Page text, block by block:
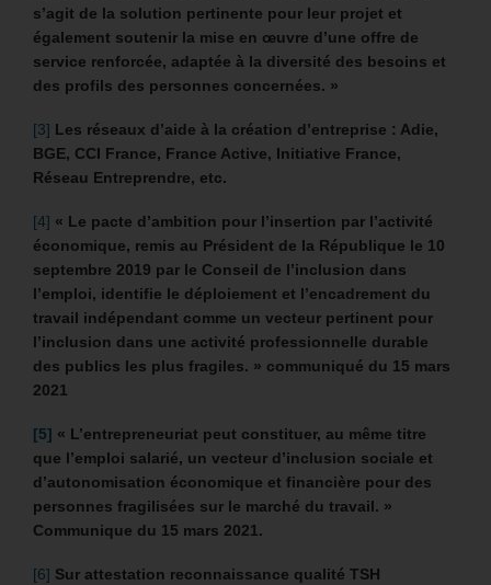
s’agit de la solution pertinente pour leur projet et
également soutenir la mise en œuvre d’une offre de
service renforcée, adaptée à la diversité des besoins et
des profils des personnes concernées. »
[3] Les réseaux d’aide à la création d’entreprise : Adie,
BGE, CCI France, France Active, Initiative France,
Réseau Entreprendre, etc.
[4] « Le pacte d’ambition pour l’insertion par l’activité
économique, remis au Président de la République le 10
septembre 2019 par le Conseil de l’inclusion dans
l’emploi, identifie le déploiement et l’encadrement du
travail indépendant comme un vecteur pertinent pour
l’inclusion dans une activité professionnelle durable
des publics les plus fragiles. » communiqué du 15 mars
2021
[5] « L’entrepreneuriat peut constituer, au même titre
que l’emploi salarié, un vecteur d’inclusion sociale et
d’autonomisation économique et financière pour des
personnes fragilisées sur le marché du travail. »
Communique du 15 mars 2021.
[6] Sur attestation reconnaissance qualité TSH